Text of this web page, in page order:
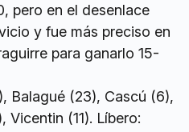
pero en el desenlace
y fue más preciso en
para ganarlo 15-
Balagué (23), Cascú (6),
Vicentin (11). Líbero: